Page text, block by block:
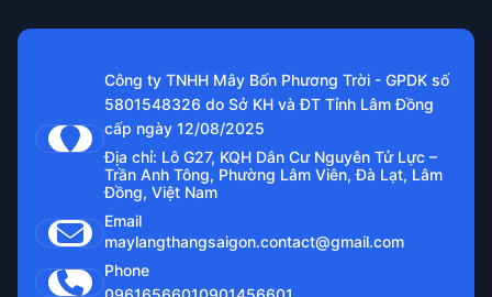
Công ty TNHH Mây Bốn Phương Trời - GPDK số
5801548326 do Sở KH và ĐT Tỉnh Lâm Đồng
cấp ngày 12/08/2025
Địa chỉ: Lô G27, KQH Dân Cư Nguyên Tử Lực –
Trần Anh Tông, Phường Lâm Viên, Đà Lạt, Lâm
Đồng, Việt Nam
Email
maylangthangsaigon.contact@gmail.com
Phone